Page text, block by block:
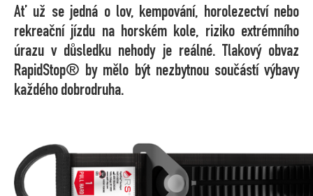
Ať už se jedná o lov, kempování, horolezectví nebo
rekreační jízdu na horském kole, riziko extrémního
úrazu v důsledku nehody je reálné. Tlakový obvaz
RapidStop® by mělo být nezbytnou součástí výbavy
každého dobrodruha.